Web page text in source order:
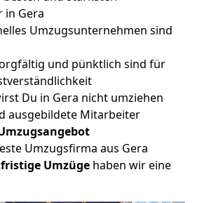
in Gera
Umzugsunternehmen sind
und pünktlich sind für
Du in Gera nicht umziehen
ausgebildete Mitarbeiter
Umzugsfirma aus Gera
Umzüge haben wir eine